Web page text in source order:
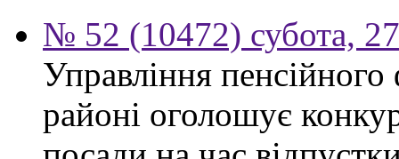
№ 52 (10472) субота,
Управління
районі оголошує